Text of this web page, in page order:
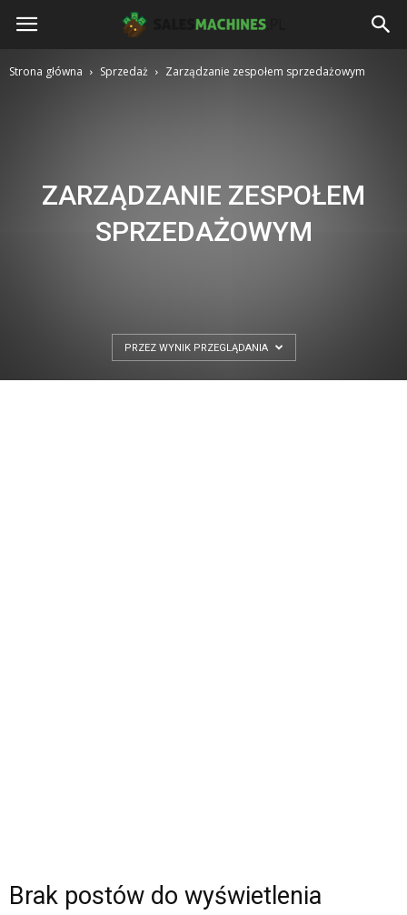
salesmachines.pl
Strona główna Sprzedaż Zarządzanie zespołem sprzedażowym
ZARZĄDZANIE ZESPOŁEM
SPRZEDAŻOWYM
PRZEZ WYNIK PRZEGLĄDANIA
Brak postów do wyświetlenia